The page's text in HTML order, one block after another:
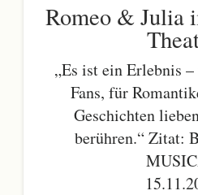
Romeo & Julia
„Es ist ein Erlebnis
Fans, für
Geschichten
berühren.“ Zitat: